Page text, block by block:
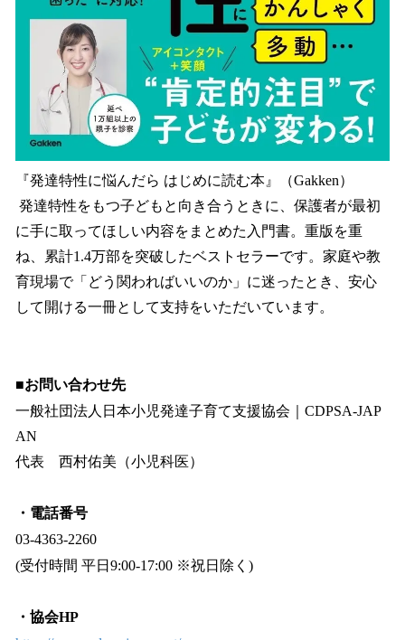
『発達特性に悩んだら はじめに読む本』（Gakken）
発達特性をもつ子どもと向き合うときに、保護者が最初
に手に取ってほしい内容をまとめた入門書。重版を重
ね、累計1.4万部を突破したベストセラーです。家庭や教
育現場で「どう関わればいいのか」に迷ったとき、安心
して開ける一冊として支持をいただいています。
■お問い合わせ先
一般社団法人日本小児発達子育て支援協会｜CDPSA-JAP
AN
代表 西村佑美（小児科医）
・電話番号
03-4363-2260
(受付時間 平日9:00-17:00 ※祝日除く)
・協会HP